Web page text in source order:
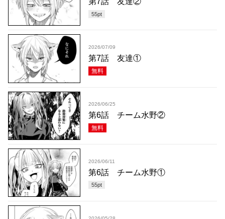
55pt
2026/07/09
第7話 友達①
無料
2026/06/25
第6話 チーム水野②
無料
2026/06/11
第6話 チーム水野①
55pt